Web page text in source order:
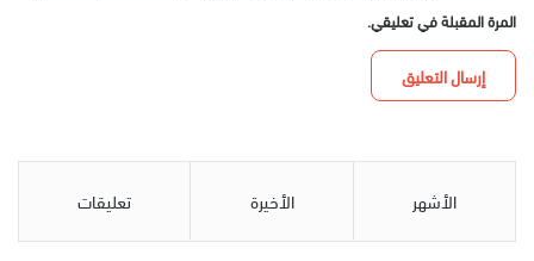
المرة المقبلة في تعليقي.
الأشهر الأخيرة تعليقات